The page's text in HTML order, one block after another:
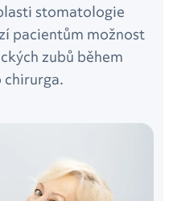
stomatologie
pacientům možnost
zubů během
chirurga.